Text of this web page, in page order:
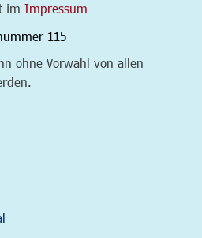
im Impressum
115
ohne Vorwahl von allen